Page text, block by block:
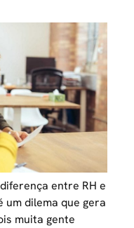
entre RH e
um dilema que gera
muita gente